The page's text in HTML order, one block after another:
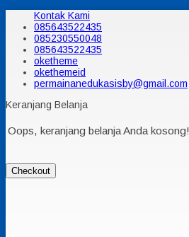
Kontak Kami
085643522435
085230550048
085643522435
oketheme
okethemeid
permainanedukasisby@gmail.com
Keranjang Belanja
Oops, keranjang belanja Anda kosong!
Checkout